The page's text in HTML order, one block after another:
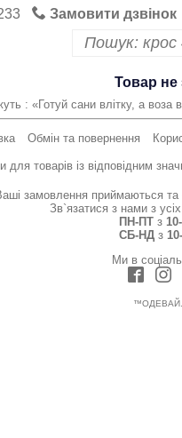
Замовити дзвінок
Товар не
: «Готуй сани влітку, а воза
Обмін та повернення
для товарів із відповідним
замовлення приймаються та
Зв`язатися з нами з
ПН-ПТ з
СБ-НДз
Ми в